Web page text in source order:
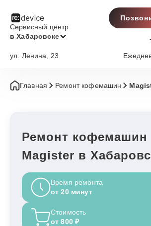
Сервисный центр
в Хабаровске
ул. Ленина, 23
Главная Ремонт кофемашин
Ремонт кофемашин
Magister в
Время ремонта
от 20 минут
Стоимость
от 800 ₽